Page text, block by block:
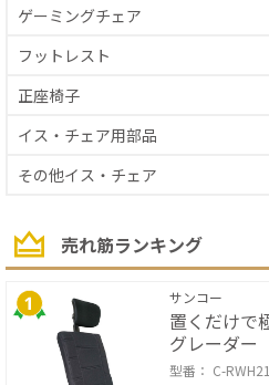
ゲーミングチェア
フットレスト
正座椅子
イス・チェア用部品
その他イス・チェア
売れ筋ランキング
サンコー
置くだけで
グレーダー
型番： C-